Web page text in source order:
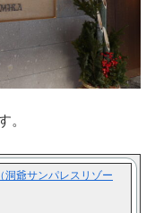
。
洞爺サンパレスリゾー